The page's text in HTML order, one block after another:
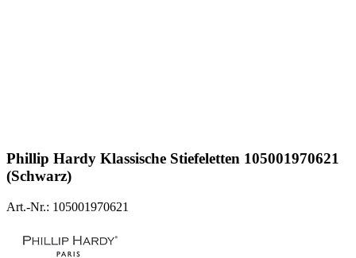
Phillip Hardy Klassische Stiefeletten 105001970621
(Schwarz)
Art.-Nr.: 105001970621